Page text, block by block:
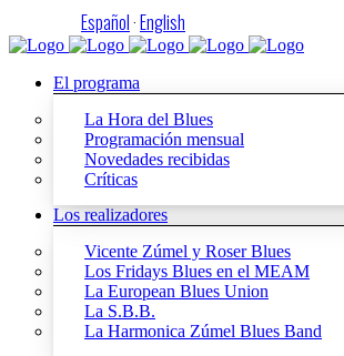
Español·English
El programa
La Hora del Blues
Programación mensual
Novedades recibidas
Críticas
Los realizadores
Vicente Zúmel y Roser Blues
Los Fridays Blues en el MEAM
La European Blues Union
La S.B.B.
La Harmonica Zúmel Blues Band